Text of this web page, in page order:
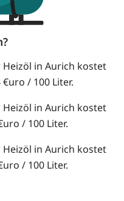
Heizöl in Aurich kostet
/ 100 Liter.
Heizöl in Aurich kostet
/ 100 Liter.
Heizöl in Aurich kostet
/ 100 Liter.